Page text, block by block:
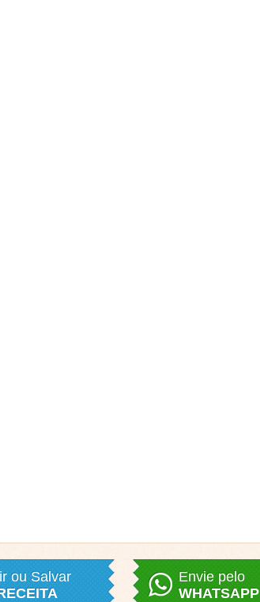
ou Salvar
Envie pelo
WHATSAPP